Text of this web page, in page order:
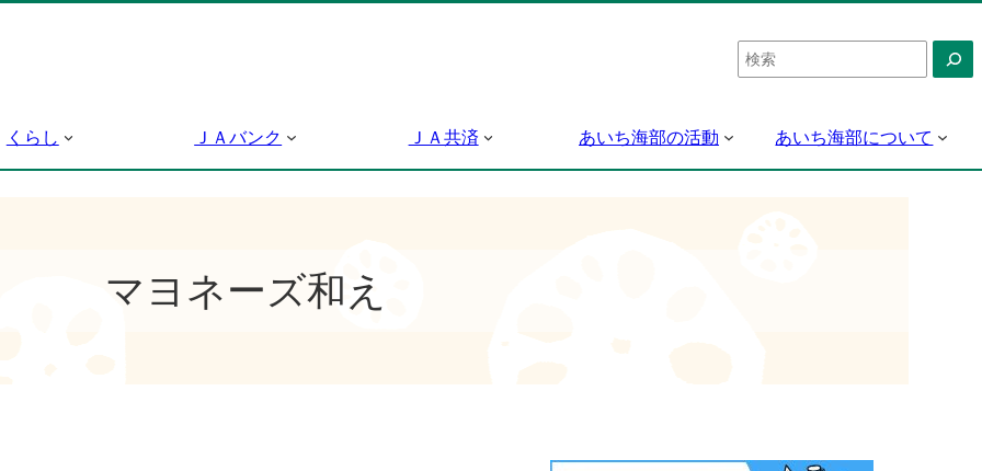
検
索
くらし ＪＡバンク ＪＡ共済 あいち海部の活動 あいち海部について
マヨネーズ和え